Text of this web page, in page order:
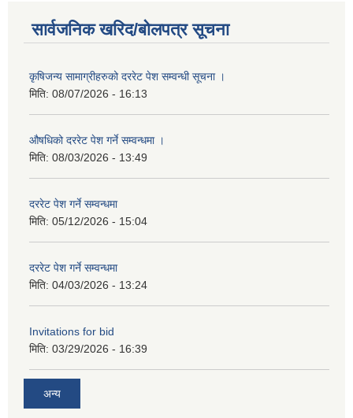
सार्वजनिक खरिद/बोलपत्र सूचना
कृषिजन्य सामाग्रीहरुको दररेट पेश सम्वन्धी सूचना ।
मिति: 08/07/2026 - 16:13
औषधिको दररेट पेश गर्ने सम्वन्धमा ।
मिति: 08/03/2026 - 13:49
दररेट पेश गर्ने सम्वन्धमा
मिति: 05/12/2026 - 15:04
दररेट पेश गर्ने सम्वन्धमा
मिति: 04/03/2026 - 13:24
Invitations for bid
मिति: 03/29/2026 - 16:39
अन्य